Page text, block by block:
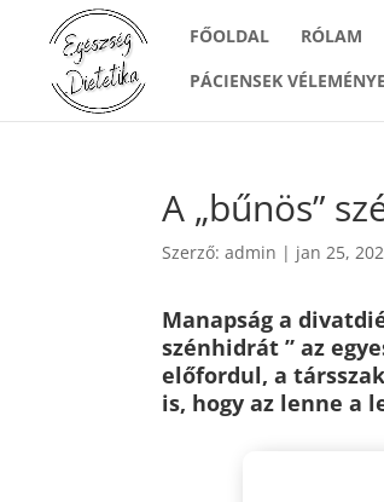
FŐOLDAL RÓLAM
PÁCIENSEK
A „bűnös”
Szerző:admin | jan 25,
Manapság a
szénhidrát ” az
előfordul, a
is, hogy az lenne a